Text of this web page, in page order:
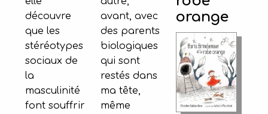
découvre
que les
stéréotypes
sociaux de
la
masculinité
font souffrir
avant, avec
des parents
biologiques
qui sont
restés dans
ma tête,
même
orange